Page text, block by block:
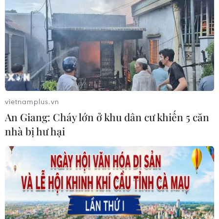
Cuba cho đối tác
05/08/2026 02:27
CELAC lần đầu tổ chức đối thoại giữa
các ứng cử viên Tổng Thư ký Liên
hợp quốc
04/08/2026 23:08
Mỹ trục xuất gần 1,5 triệu người nhập
cư trái phép trong 12 tháng
04/08/2026 22:43
Động đất tại Venezuela: Số người
vietnamplus.vn
An Giang: Cháy lớn ở khu dân cư khiến 5 căn
nhà bị hư hại